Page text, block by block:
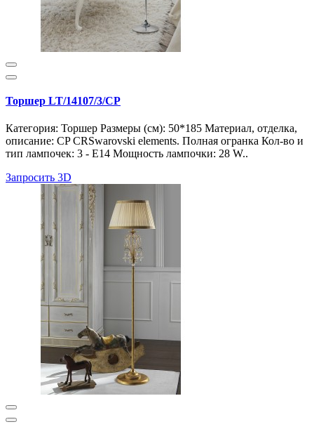
Торшер LT/14107/3/CP
Категория: Торшер Размеры (см): 50*185 Материал, отделка,
описание: CP CRSwarovski elements. Полная огранка Кол-во и
тип лампочек: 3 - E14 Мощность лампочки: 28 W..
Запросить 3D